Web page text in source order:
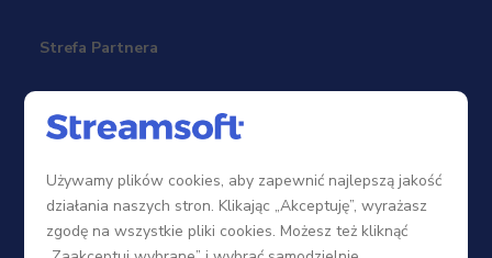
Strefa Partnera
Sieć sprzedaży
Szkolenia
Używamy plików cookies, aby zapewnić najlepszą jakość
działania naszych stron. Klikając „Akceptuję”, wyrażasz
zgodę na wszystkie pliki cookies. Możesz też kliknąć